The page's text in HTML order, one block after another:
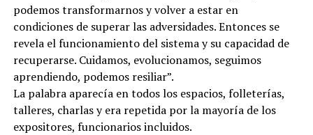
podemos transformarnos y volver a estar en
condiciones de superar las adversidades. Entonces se
revela el funcionamiento del sistema y su capacidad de
recuperarse. Cuidamos, evolucionamos, seguimos
aprendiendo, podemos resiliar”.
La palabra aparecía en todos los espacios, folleterías,
talleres, charlas y era repetida por la mayoría de los
expositores, funcionarios incluidos.